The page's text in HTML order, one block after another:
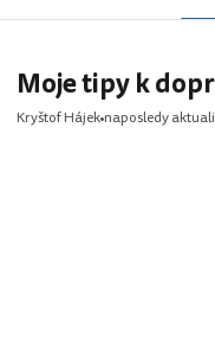
Moje tipy k
Kryštof Hájek naposledy